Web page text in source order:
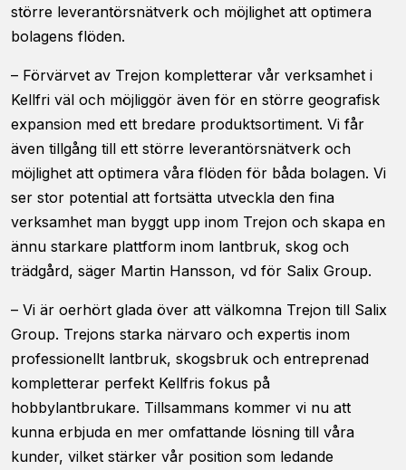
större leverantörsnätverk och möjlighet att optimera
bolagens flöden.
– Förvärvet av Trejon kompletterar vår verksamhet i
Kellfri väl och möjliggör även för en större geografisk
expansion med ett bredare produktsortiment. Vi får
även tillgång till ett större leverantörsnätverk och
möjlighet att optimera våra flöden för båda bolagen. Vi
ser stor potential att fortsätta utveckla den fina
verksamhet man byggt upp inom Trejon och skapa en
ännu starkare plattform inom lantbruk, skog och
trädgård, säger Martin Hansson, vd för Salix Group.
– Vi är oerhört glada över att välkomna Trejon till Salix
Group. Trejons starka närvaro och expertis inom
professionellt lantbruk, skogsbruk och entreprenad
kompletterar perfekt Kellfris fokus på
hobbylantbrukare. Tillsammans kommer vi nu att
kunna erbjuda en mer omfattande lösning till våra
kunder, vilket stärker vår position som ledande
att hemsidan
Statistik
För att vi ska
förbättra
hemsidans
funktionalitet
uppbyggnad,
baserat på
hemsidan
används.
Upplevelse
För att vår
hemsida ska
prestera så
bra som